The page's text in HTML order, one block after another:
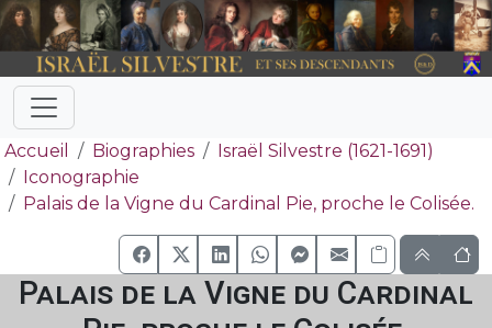
Accueil Biographies
Israël Silvestre (1621-1691)
Iconographie
Palais de la Vigne du Cardinal Pie, proche le Colisée.
Palais de la Vigne du Cardinal